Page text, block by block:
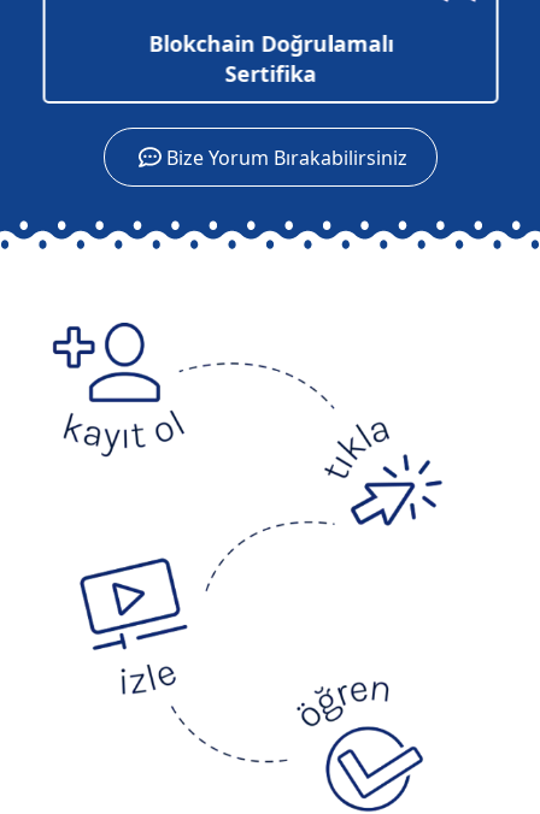
Blokchain Doğrulamalı
Sertifika
Bize Yorum Bırakabilirsiniz